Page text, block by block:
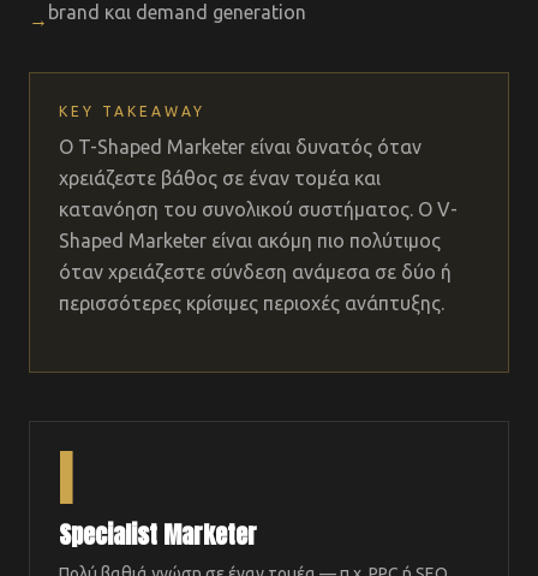
→ brand και demand generation
KEY TAKEAWAY
Ο T-Shaped Marketer είναι δυνατός όταν
χρειάζεστε βάθος σε έναν τομέα και
κατανόηση του συνολικού συστήματος. Ο V-
Shaped Marketer είναι ακόμη πιο πολύτιμος
όταν χρειάζεστε σύνδεση ανάμεσα σε δύο ή
περισσότερες κρίσιμες περιοχές ανάπτυξης.
I
Specialist Marketer